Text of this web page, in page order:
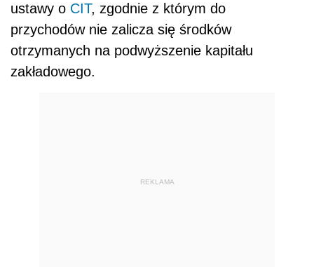
ustawy o CIT, zgodnie z którym do
przychodów nie zalicza się środków
otrzymanych na podwyższenie kapitału
zakładowego.
REKLAMA